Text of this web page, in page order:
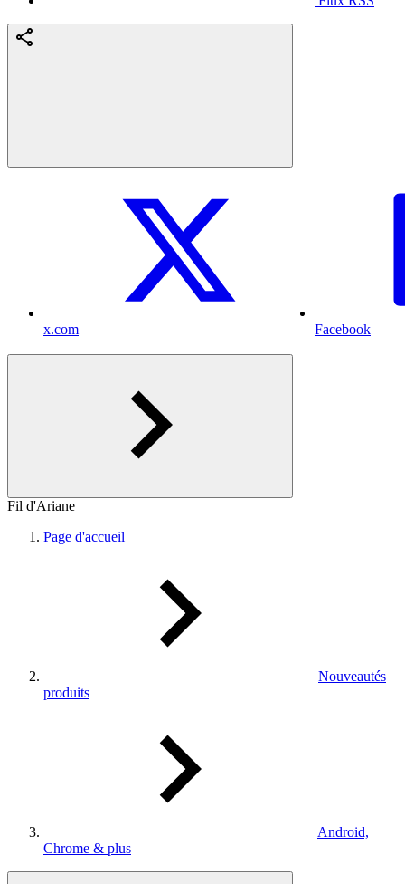
x.com Facebook
Fil d'Ariane
Page d'accueil
Nouveautés
produits
Android,
Chrome & plus